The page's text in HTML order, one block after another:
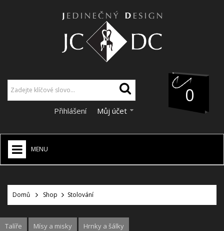
0
Přihlášení Můj účet
MENU
VÁNOCE
SLEVY
Domů Shop Stolování
Talíře Mísy a misky Hrnky a šálky